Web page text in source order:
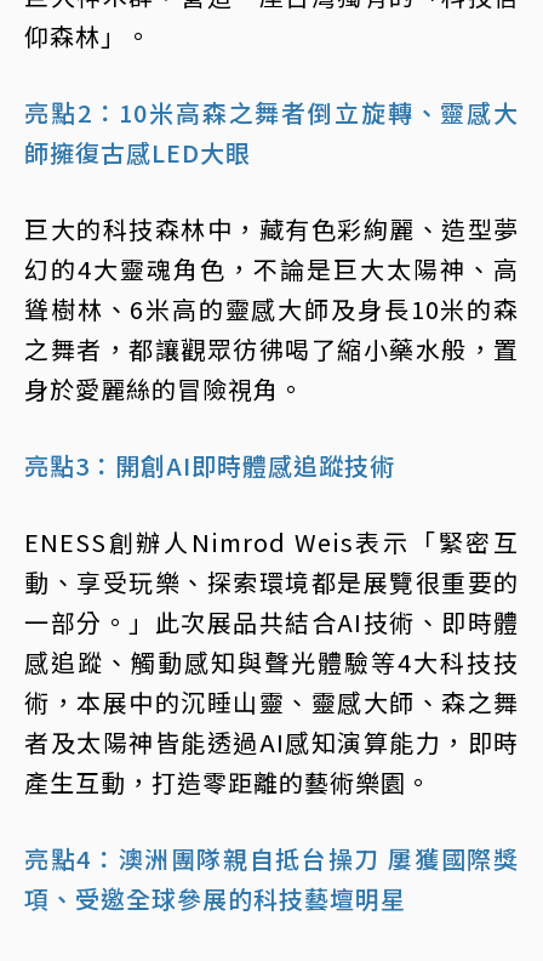
仰森林」。
亮點2：10米高森之舞者倒立旋轉、靈感大
師擁復古感LED大眼
巨大的科技森林中，藏有色彩絢麗、造型夢
幻的4大靈魂角色，不論是巨大太陽神、高
聳樹林、6米高的靈感大師及身長10米的森
之舞者，都讓觀眾彷彿喝了縮小藥水般，置
身於愛麗絲的冒險視角。
亮點3：開創AI即時體感追蹤技術
ENESS創辦人Nimrod Weis表示「緊密互
動、享受玩樂、探索環境都是展覽很重要的
一部分。」此次展品共結合AI技術、即時體
感追蹤、觸動感知與聲光體驗等4大科技技
術，本展中的沉睡山靈、靈感大師、森之舞
者及太陽神皆能透過AI感知演算能力，即時
產生互動，打造零距離的藝術樂園。
亮點4：澳洲團隊親自抵台操刀 屢獲國際獎
項、受邀全球參展的科技藝壇明星